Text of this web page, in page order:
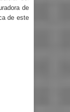
de
de este